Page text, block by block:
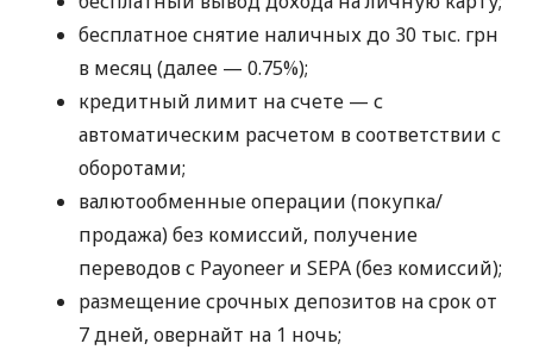
бесплатное снятие наличных до 30 тыс. грн
в месяц (далее — 0.75%);
кредитный лимит на счете — с
автоматическим расчетом в соответствии с
оборотами;
валютообменные операции (покупка/
продажа) без комиссий, получение
переводов с Payoneer и SEPA (без комиссий);
размещение срочных депозитов на срок от
7 дней, овернайт на 1 ночь;